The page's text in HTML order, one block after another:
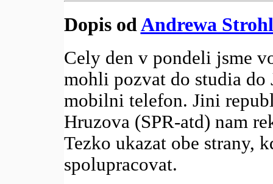
Dopis odAndrewa
Cely den v pondeli jsme
mohli pozvat do studia
mobilni telefon. Jini
Hruzova (SPR-atd) nam
Tezko ukazat obe strany,
spolupracovat.